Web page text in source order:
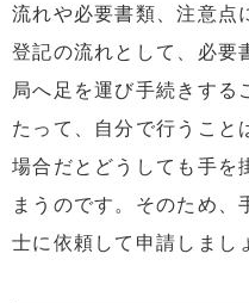
流れや必要書類、注意点
登記の流れとして、必要
局へ足を運び手続きする
たって、自分で行うこと
場合だとどうしても手を
まうのです。そのため、
士に依頼して申請しまし